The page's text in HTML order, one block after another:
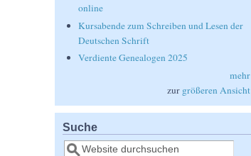
online
Kursabende zum Schreiben und Lesen der
Deutschen Schrift
Verdiente Genealogen 2025
mehr
zur größeren Ansicht
Suche
Suche